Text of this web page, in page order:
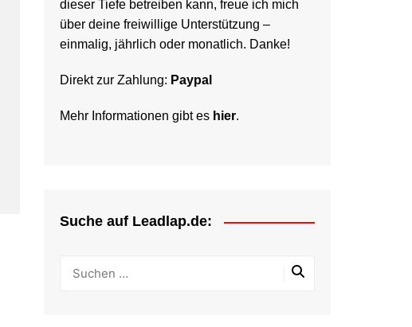
dieser Tiefe betreiben kann, freue ich mich
über deine freiwillige Unterstützung –
einmalig, jährlich oder monatlich. Danke!
Direkt zur Zahlung: Paypal
Mehr Informationen gibt es hier.
Suche auf Leadlap.de: